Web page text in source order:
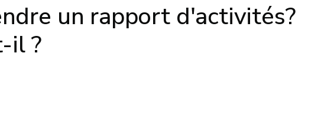
un rapport d'activités?
il ?